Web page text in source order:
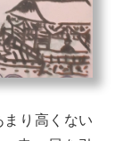
り高くない